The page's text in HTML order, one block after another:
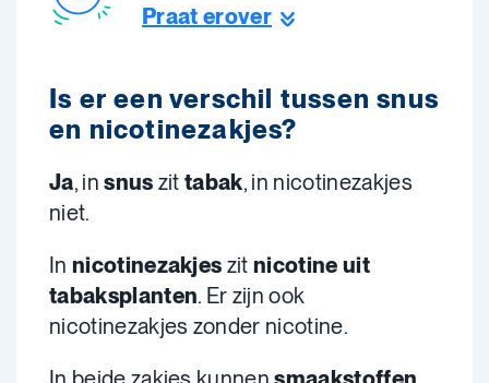
Praat erover
Is er een verschil tussen snus
en nicotinezakjes?
Ja, insnus zittabak, in nicotinezakjes
niet.
In nicotinezakjes zitnicotine uit
tabaksplanten. Er zijn ook
nicotinezakjes zonder nicotine.